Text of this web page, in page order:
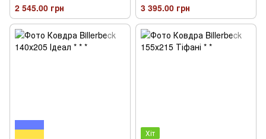
2 545.00 грн 3 395.00 грн
Хіт